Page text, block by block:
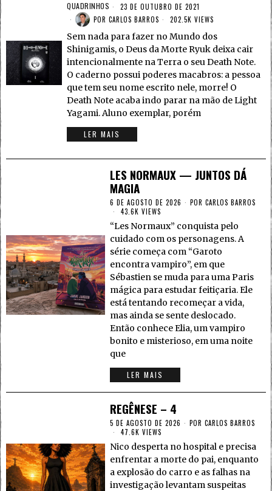
QUADRINHOS
23 DE OUTUBRO DE 2021
POR CARLOS BARROS 202.5K VIEWS
Sem nada para fazer no Mundo dos
Shinigamis, o Deus da Morte Ryuk deixa cair
intencionalmente na Terra o seu Death Note.
O caderno possui poderes macabros: a pessoa
que tem seu nome escrito nele, morre! O
Death Note acaba indo parar na mão de Light
Yagami. Aluno exemplar, porém
LER MAIS
LES NORMAUX — JUNTOS DÁ
MAGIA
6 DE AGOSTO DE 2026 PORCARLOS BARROS
43.6K VIEWS
“Les Normaux” conquista pelo
cuidado com os personagens. A
série começa com “Garoto
encontra vampiro”, em que
Sébastien se muda para uma Paris
mágica para estudar feitiçaria. Ele
está tentando recomeçar a vida,
mas ainda se sente deslocado.
Então conhece Elia, um vampiro
bonito e misterioso, em uma noite
que
LER MAIS
REGÊNESE – 4
5 DE AGOSTO DE 2026 PORCARLOS BARROS
47.6K VIEWS
Nico desperta no hospital e precisa
enfrentar a morte do pai, enquanto
a explosão do carro e as falhas na
investigação levantam suspeitas